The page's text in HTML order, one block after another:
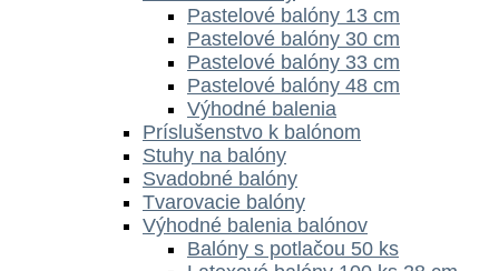
Pastelové balóny 13 cm
Pastelové balóny 30 cm
Pastelové balóny 33 cm
Pastelové balóny 48 cm
Výhodné balenia
Príslušenstvo k balónom
Stuhy na balóny
Svadobné balóny
Tvarovacie balóny
Výhodné balenia balónov
Balóny s potlačou 50 ks